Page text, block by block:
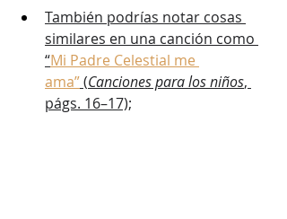
También podrías notar cosas
similares en una canción como
“Mi Padre Celestial me
ama” (Canciones para los niños,
págs. 16–17);